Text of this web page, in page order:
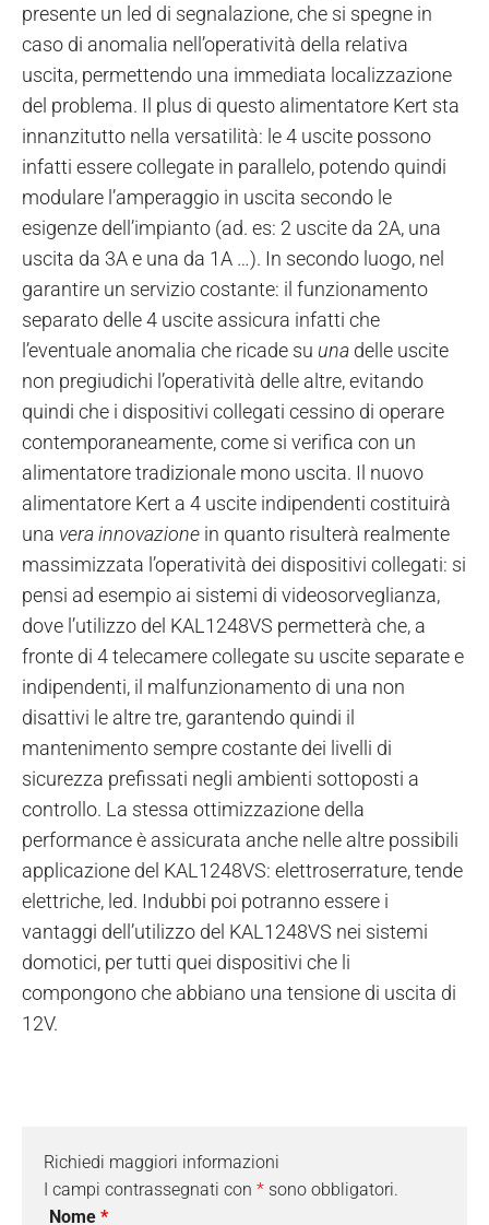
presente un led di segnalazione, che si spegne in
caso di anomalia nell’operatività della relativa
uscita, permettendo una immediata localizzazione
del problema. Il plus di questo alimentatore Kert sta
innanzitutto nella versatilità: le 4 uscite possono
infatti essere collegate in parallelo, potendo quindi
modulare l’amperaggio in uscita secondo le
esigenze dell’impianto (ad. es: 2 uscite da 2A, una
uscita da 3A e una da 1A …). In secondo luogo, nel
garantire un servizio costante: il funzionamento
separato delle 4 uscite assicura infatti che
l’eventuale anomalia che ricade su una delle uscite
non pregiudichi l’operatività delle altre, evitando
quindi che i dispositivi collegati cessino di operare
contemporaneamente, come si verifica con un
alimentatore tradizionale mono uscita. Il nuovo
alimentatore Kert a 4 uscite indipendenti costituirà
una vera innovazione in quanto risulterà realmente
massimizzata l’operatività dei dispositivi collegati: si
pensi ad esempio ai sistemi di videosorveglianza,
dove l’utilizzo del KAL1248VS permetterà che, a
fronte di 4 telecamere collegate su uscite separate e
indipendenti, il malfunzionamento di una non
disattivi le altre tre, garantendo quindi il
mantenimento sempre costante dei livelli di
sicurezza prefissati negli ambienti sottoposti a
controllo. La stessa ottimizzazione della
performance è assicurata anche nelle altre possibili
applicazione del KAL1248VS: elettroserrature, tende
elettriche, led. Indubbi poi potranno essere i
vantaggi dell’utilizzo del KAL1248VS nei sistemi
domotici, per tutti quei dispositivi che li
compongono che abbiano una tensione di uscita di
12V.
Richiedi maggiori informazioni
I campi contrassegnati con * sono obbligatori.
Nome *